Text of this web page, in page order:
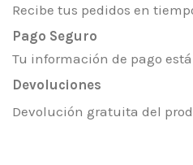
Recibe tus pedidos en
Pago Seguro
Tu información de pago
Devoluciones
Devolución gratuita del